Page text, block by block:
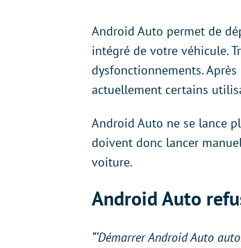
Android Auto permet de
intégré de votre véhicule.
dysfonctionnements. Après
actuellement certains
Android Auto ne se lance
doivent donc lancer
voiture.
Android Auto
“‘Démarrer Android Auto